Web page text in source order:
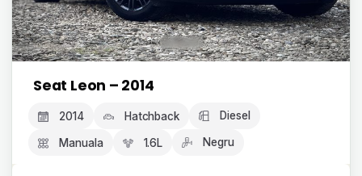
Seat Leon – 2014
2014 Hatchback Diesel
Manuala 1.6L Negru